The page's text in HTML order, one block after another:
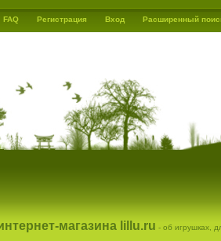
FAQ Регистрация Вход Расширенный
магазина lillu.ru - об игрушках,